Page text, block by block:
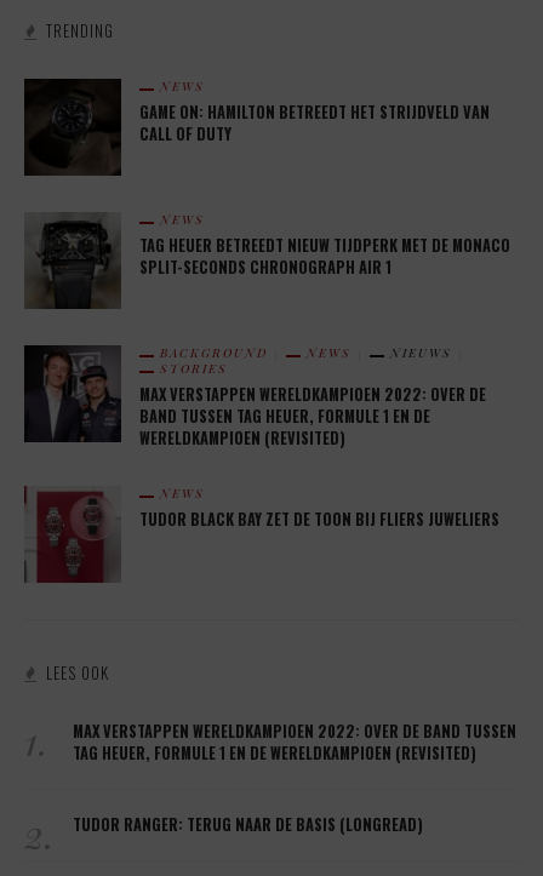
TRENDING
NEWS
GAME ON: HAMILTON BETREEDT HET STRIJDVELD VAN
CALL OF DUTY
NEWS
TAG HEUER BETREEDT NIEUW TIJDPERK MET DE MONACO
SPLIT-SECONDS CHRONOGRAPH AIR 1
BACKGROUND NEWS
NIEUWS
STORIES
MAX VERSTAPPEN WERELDKAMPIOEN 2022: OVER DE
BAND TUSSEN TAG HEUER, FORMULE 1 EN DE
WERELDKAMPIOEN (REVISITED)
NEWS
TUDOR BLACK BAY ZET DE TOON BIJ FLIERS JUWELIERS
LEES OOK
1.
MAX VERSTAPPEN WERELDKAMPIOEN 2022: OVER DE BAND TUSSEN
TAG HEUER, FORMULE 1 EN DE WERELDKAMPIOEN (REVISITED)
2. TUDOR RANGER: TERUG NAAR DE BASIS (LONGREAD)